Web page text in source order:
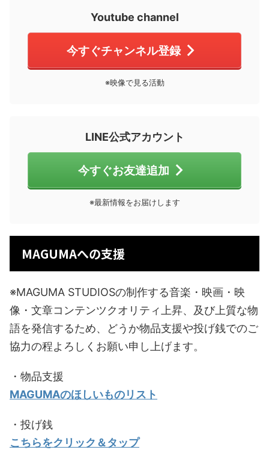
Youtube channel
今すぐチャンネル登録
※映像で見る活動
LINE公式アカウント
今すぐお友達追加
※最新情報をお届けします
MAGUMAへの支援
※MAGUMA STUDIOSの制作する音楽・映画・映
像・文章コンテンツクオリティ上昇、及び上質な物
語を発信するため、どうか物品支援や投げ銭でのご
協力の程よろしくお願い申し上げます。
・物品支援
MAGUMAのほしいものリスト
・投げ銭
こちらをクリック＆タップ